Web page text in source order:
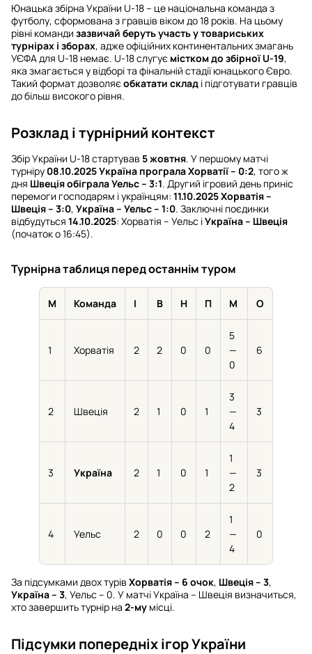
Юнацька збірна України U-18 – це національна команда з
футболу, сформована з гравців віком до 18 років. На цьому
рівні команди зазвичай беруть участь у товариських
турнірах і зборах, адже офіційних континентальних змагань
УЄФА для U-18 немає. U-18 слугує містком до збірної U-19,
яка змагається у відборі та фінальній стадії юнацького Євро.
Такий формат дозволяє обкатати склад і підготувати гравців
до більш високого рівня.
Розклад і турнірний контекст
Збір України U-18 стартував 5 жовтня. У першому матчі
турніру 08.10.2025 Україна програла Хорватії – 0:2, того ж
дня Швеція обіграла Уельс – 3:1. Другий ігровий день приніс
перемоги господарям і українцям: 11.10.2025 Хорватія –
Швеція – 3:0, Україна – Уельс – 1:0. Заключні поєдинки
відбудуться 14.10.2025: Хорватія – Уельс іУкраїна – Швеція
(початок о 16:45).
Турнірна таблиця перед останнім туром
М Команда І В Н П М О
1 Хорватія 2 2 0 0
5
—
0
6
2 Швеція 2 1 0 1
3
—
4
3
3 Україна 2 1 0 1
1
—
2
3
4 Уельс 2 0 0 2
1
—
4
0
За підсумками двох турів Хорватія – 6 очок, Швеція – 3,
Україна – 3, Уельс – 0. У матчі Україна – Швеція визначиться,
хто завершить турнір на 2-му місці.
Підсумки попередніх ігор України